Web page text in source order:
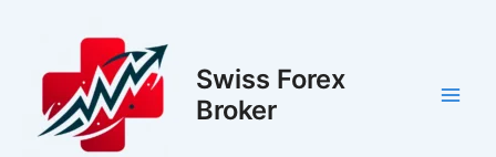
Swiss Forex
Broker